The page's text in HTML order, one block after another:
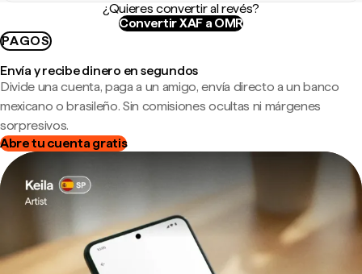
¿Quieres convertir al revés?
Convertir XAF a OMR
PAGOS
Envía y recibe dinero en segundos
Divide una cuenta, paga a un amigo, envía directo a un banco
mexicano o brasileño. Sin comisiones ocultas ni márgenes
sorpresivos.
Abre tu cuenta gratis